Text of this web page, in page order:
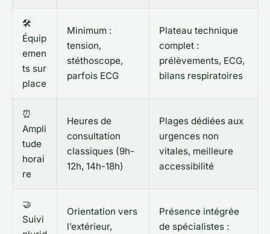
🛠️
Équip
emen
ts sur
place
Minimum :
tension,
stéthoscope,
parfois ECG
Plateau technique
complet :
prélèvements, ECG,
bilans respiratoires
⏰
Ampli
tude
horai
re
Heures de
consultation
classiques (9h-
12h, 14h-18h)
Plages dédiées aux
urgences non
vitales, meilleure
accessibilité
🤝
Suivi
Orientation vers
l’extérieur,
Présence intégrée
de spécialistes :